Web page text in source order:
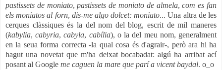
pastissets de moniato,pastissets de moniato de almela,comes fan
els moniatos al forn, dis-me algo dolcet: moniato... Una altra de les
cerques clàssiques és la del nom del blog, escrit de mil maneres
(kabylia,cabyria,cabyla, cabília), o la del meu nom, generalment
en la seua forma correcta -la qual cosa és d'agrair-, però ara hi ha
hagut una novetat que m'ha deixat bocabadat: algú ha arribat ací
posant al Google me caguen la mare que parí a vicent baydal. o_o